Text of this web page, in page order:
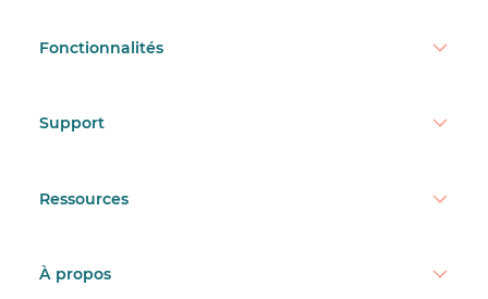
Fonctionnalités
Support
Ressources
À propos